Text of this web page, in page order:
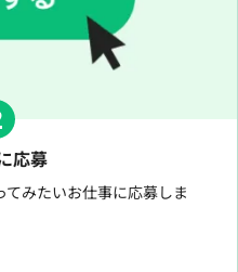
応募
みたいお仕事に応募しま